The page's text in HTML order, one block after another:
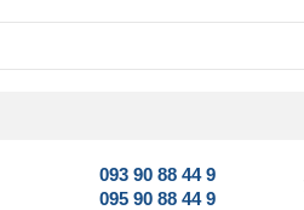
093 90 88 44 9
095 90 88 44 9